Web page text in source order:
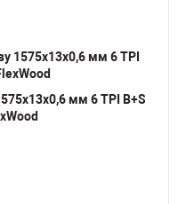
мм 6 TPI B+S